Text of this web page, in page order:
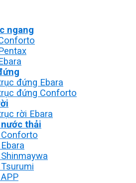
ngang
đứng Ebara
đứng Conforto
rời Ebara
thải